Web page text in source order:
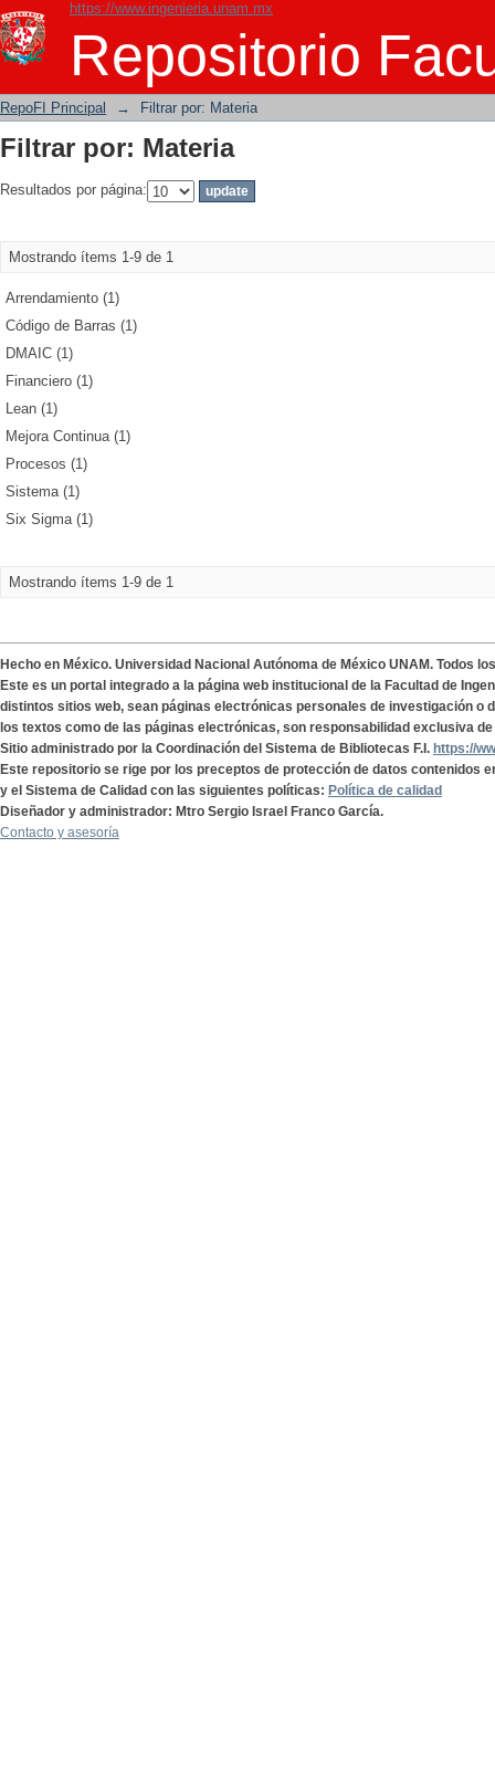
https://www.ingenieria.unam.mx
Repositorio
Filtrar por: Materia
RepoFI Principal → Filtrar por: Materia
Filtrar por: Materia
Resultados por página:
Mostrando ítems 1-9 de 1
Arrendamiento (1)
Código de Barras (1)
DMAIC (1)
Financiero (1)
Lean (1)
Mejora Continua (1)
Procesos (1)
Sistema (1)
Six Sigma (1)
Mostrando ítems 1-9 de 1
Hecho en México. Universidad Nacional Autónoma de México UNAM. Todos
Este es un portal integrado a la página web institucional de la Facultad de
distintos sitios web, sean páginas electrónicas personales de investigación o
los textos como de las páginas electrónicas, son responsabilidad exclusiva
Sitio administrado por la Coordinación del Sistema de Bibliotecas F.I. https://
Este repositorio se rige por los preceptos de protección de datos contenidos
y el Sistema de Calidad con las siguientes políticas: Política de calidad
Diseñador y administrador: Mtro Sergio Israel Franco García.
Contacto y asesoría